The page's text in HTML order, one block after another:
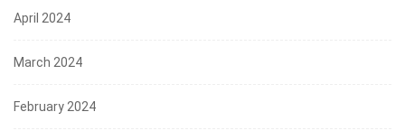
April 2024
March 2024
February 2024